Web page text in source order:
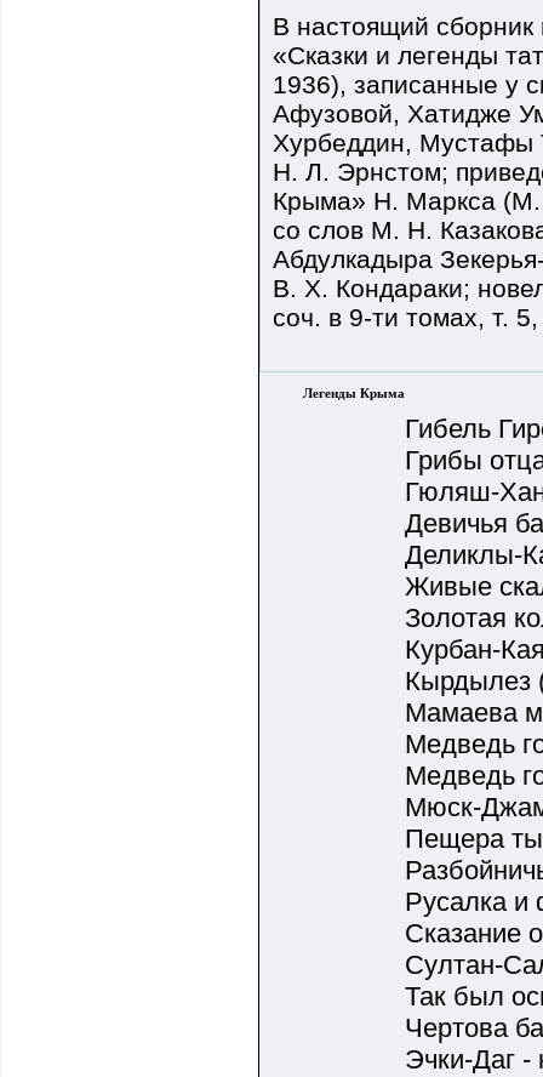
В настоящий сборник
«Сказки и легенды
1936), записанные у
Афузовой, Хатидже
Хурбеддин, Мустафы
Н. Л. Эрнстом;
Крыма» Н. Маркса
со слов М. Н.
Абдулкадыра
В. X. Кондараки;
соч. в 9-ти томах, т.
Легенды Крыма
Гибель
Грибы
Гюляш-
Девичья
Деликлы-
Живые
Золотая
Курбан-
Кырдылез
Мамаева
Медведь
Медведь
Мюск-
Пещера
Русалка и
Сказание
Султан-
Так был
Чертова
Эчки-Даг -